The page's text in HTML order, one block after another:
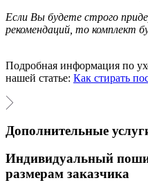
Если Вы будете строго
рекомендаций, то комплект
Подробная информация по
нашей статье: Как стирать
Дополнительные
Индивидуальный
размерам заказчика